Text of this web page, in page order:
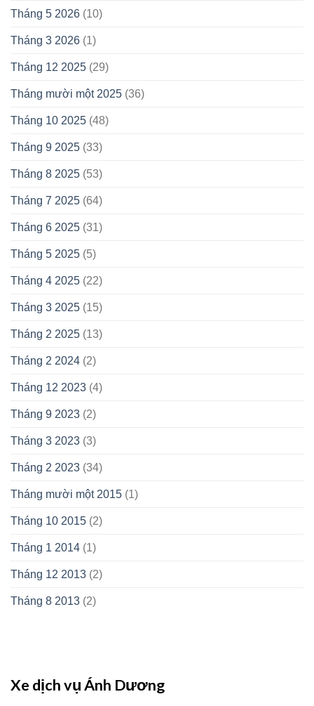
Tháng 5 2026 (10)
Tháng 3 2026 (1)
Tháng 12 2025 (29)
Tháng mười một 2025 (36)
Tháng 10 2025 (48)
Tháng 9 2025 (33)
Tháng 8 2025 (53)
Tháng 7 2025 (64)
Tháng 6 2025 (31)
Tháng 5 2025 (5)
Tháng 4 2025 (22)
Tháng 3 2025 (15)
Tháng 2 2025 (13)
Tháng 2 2024 (2)
Tháng 12 2023 (4)
Tháng 9 2023 (2)
Tháng 3 2023 (3)
Tháng 2 2023 (34)
Tháng mười một 2015 (1)
Tháng 10 2015 (2)
Tháng 1 2014 (1)
Tháng 12 2013 (2)
Tháng 8 2013 (2)
Xe dịch vụ Ánh Dương